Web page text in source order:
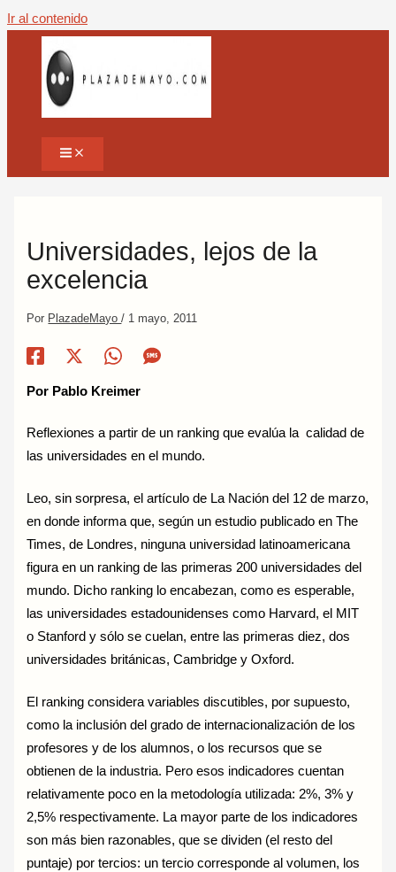
Ir al contenido
Universidades, lejos de la
excelencia
Por PlazadeMayo/ 1 mayo, 2011
Por Pablo Kreimer
Reflexiones a partir de un ranking que evalúa la calidad de
las universidades en el mundo.
Leo, sin sorpresa, el artículo de La Nación del 12 de marzo,
en donde informa que, según un estudio publicado en The
Times, de Londres, ninguna universidad latinoamericana
figura en un ranking de las primeras 200 universidades del
mundo. Dicho ranking lo encabezan, como es esperable,
las universidades estadounidenses como Harvard, el MIT
o Stanford y sólo se cuelan, entre las primeras diez, dos
universidades británicas, Cambridge y Oxford.
El ranking considera variables discutibles, por supuesto,
como la inclusión del grado de internacionalización de los
profesores y de los alumnos, o los recursos que se
obtienen de la industria. Pero esos indicadores cuentan
relativamente poco en la metodología utilizada: 2%, 3% y
2,5% respectivamente. La mayor parte de los indicadores
son más bien razonables, que se dividen (el resto del
puntaje) por tercios: un tercio corresponde al volumen, los